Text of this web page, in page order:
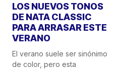
LOS NUEVOS TONOS
DE NATA CLASSIC
PARA ARRASAR ESTE
VERANO
El verano suele ser sinónimo
de color, pero esta